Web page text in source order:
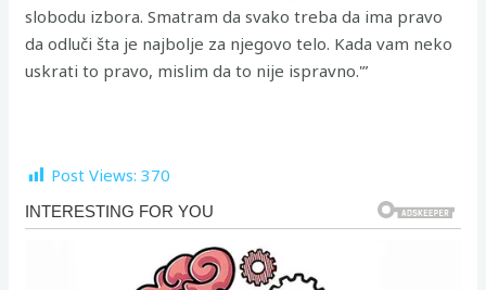
slobodu izbora. Smatram da svako treba da ima pravo
da odluči šta je najbolje za njegovo telo. Kada vam neko
uskrati to pravo, mislim da to nije ispravno.'”
Post Views: 370